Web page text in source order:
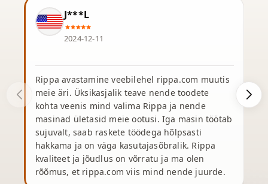
J***L
2024-12-11
Rippa avastamine veebilehel rippa.com muutis
meie äri. Üksikasjalik teave nende toodete
kohta veenis mind valima Rippa ja nende
masinad ületasid meie ootusi. Iga masin töötab
sujuvalt, saab raskete töödega hõlpsasti
hakkama ja on väga kasutajasõbralik. Rippa
kvaliteet ja jõudlus on võrratu ja ma olen
rõõmus, et rippa.com viis mind nende juurde.